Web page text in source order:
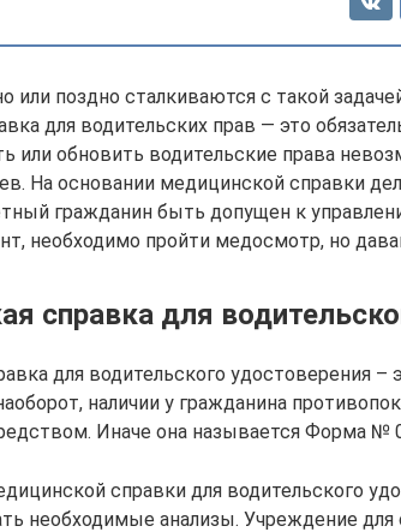
или поздно сталкиваются с такой
для водительских прав — это
или обновить водительские права
На основании медицинской справки
гражданин быть допущен к
необходимо пройти медосмотр, но
справка для
для водительского удостоверения –
наличии у гражданина
Иначе она называется Форма №
справки для водительского
необходимые анализы. Учреждение для